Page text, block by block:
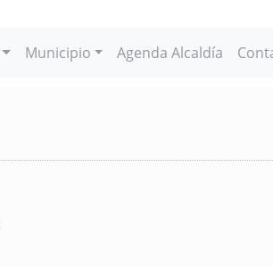
Municipio Agenda Alcaldía